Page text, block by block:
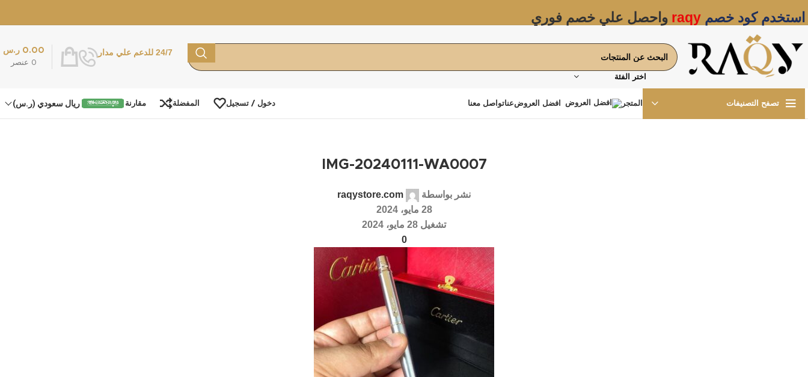
استخدم كود خصم raqy واحصل علي خصم فوري
اختر الفئة
24/7 للدعم علي مدار
0 عنصر
0.00 ر.س
تصفح التصنيفات المتجر افضل العروضعناتواصل معنا دخول / تسجيل المفضلة مقارنة ريال سعودي (ر.س)
IMG-20240111-WA0007
نشر بواسطة
raqystore.com
28 مايو، 2024
تشغيل 28 مايو، 2024
0